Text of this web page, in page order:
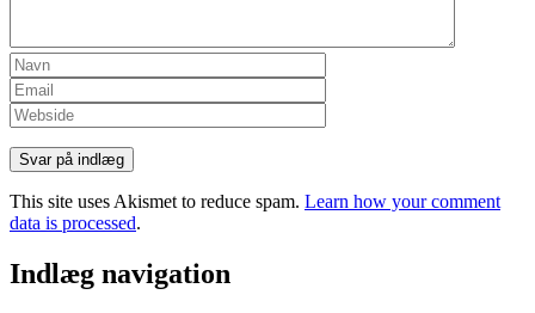
This site uses Akismet to reduce spam. Learn how your comment
data is processed.
Indlæg navigation